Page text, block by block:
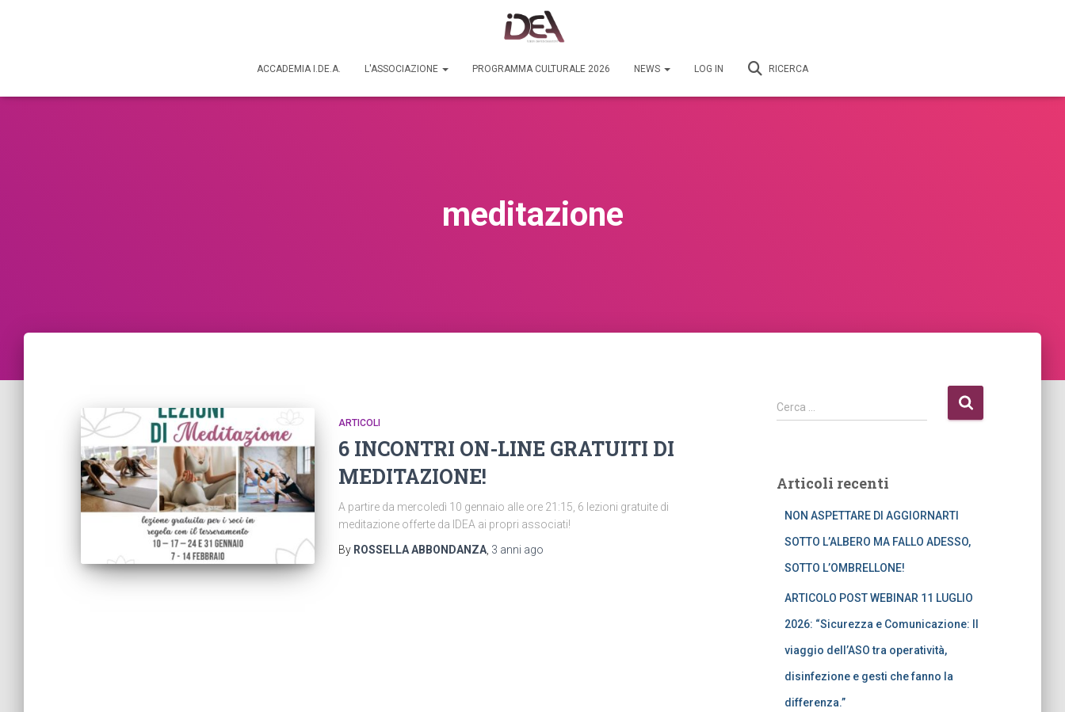
ACCADEMIA I.DE.A. L'ASSOCIAZIONE PROGRAMMA CULTURALE 2026 NEWS LOG IN RICERCA
meditazione
ARTICOLI
6 INCONTRI ON-LINE GRATUITI DI
MEDITAZIONE!
A partire da mercoledì 10 gennaio alle ore 21:15, 6 lezioni gratuite di
meditazione offerte da IDEA ai propri associati!
By ROSSELLA ABBONDANZA 3 anni ago
R
i
c
Cerca …
Articoli recenti
NON ASPETTARE DI AGGIORNARTI
SOTTO L’ALBERO MA FALLO ADESSO,
SOTTO L’OMBRELLONE!
ARTICOLO POST WEBINAR 11 LUGLIO
2026: “Sicurezza e Comunicazione: Il
viaggio dell’ASO tra operatività,
disinfezione e gesti che fanno la
differenza.”